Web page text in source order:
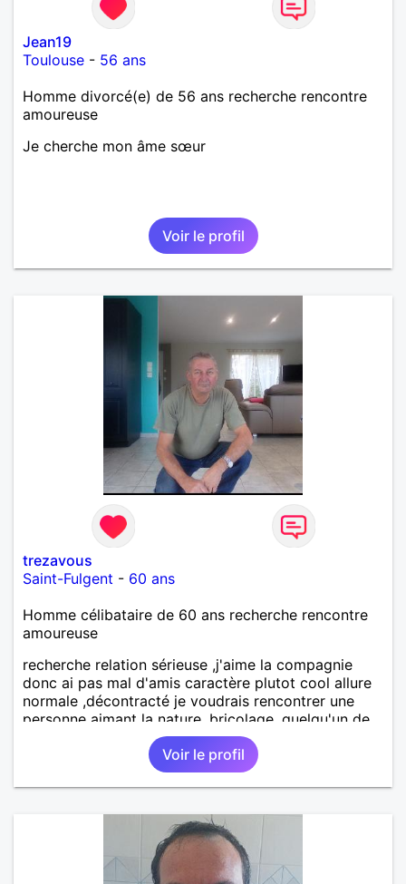
Jean19
Toulouse - 56 ans
Homme divorcé(e) de 56 ans recherche rencontre
amoureuse
Je cherche mon âme sœur
Voir le profil
trezavous
Saint-Fulgent - 60 ans
Homme célibataire de 60 ans recherche rencontre
amoureuse
recherche relation sérieuse ,j'aime la compagnie
donc ai pas mal d'amis caractère plutot cool allure
normale ,décontracté je voudrais rencontrer une
personne aimant la nature ,bricolage ,quelqu'un de
simple et naturel à vos claviers mesdames
Voir le profil